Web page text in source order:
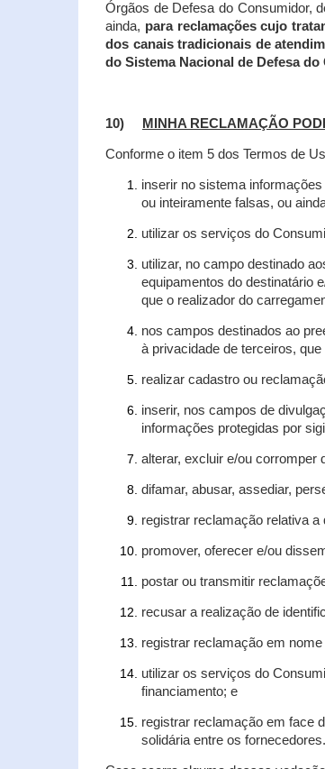
Órgãos de Defesa do Consumidor,
ainda, para reclamações cujo
dos canais tradicionais de
do Sistema Nacional de Defesa
10) MINHA RECLAMAÇÃO
Conforme o item 5 dos Termos de
inserir no sistema
ou inteiramente falsas, ou
utilizar os serviços do
utilizar, no campo destinado
equipamentos do destinatário
que o realizador do
nos campos destinados ao
à privacidade de terceiros,
realizar cadastro ou
inserir, nos campos de
informações protegidas por
alterar, excluir e/ou corromper
difamar, abusar, assediar,
registrar reclamação relativa
promover, oferecer e/ou
postar ou transmitir
recusar a realização de
registrar reclamação em
utilizar os serviços do
financiamento; e
registrar reclamação em face
solidária entre os fornecedores.